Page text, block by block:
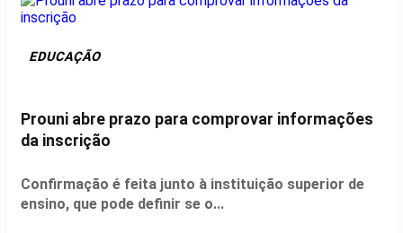
EDUCAÇÃO
Prouni abre prazo para comprovar informações
da inscrição
Confirmação é feita junto à instituição superior de
ensino, que pode definir se o...